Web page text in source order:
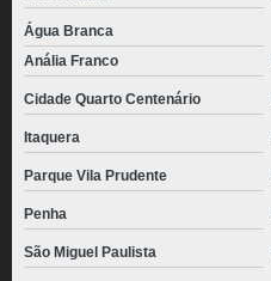
Água Branca
Anália Franco
Cidade Quarto Centenário
Itaquera
Parque Vila Prudente
Penha
São Miguel Paulista